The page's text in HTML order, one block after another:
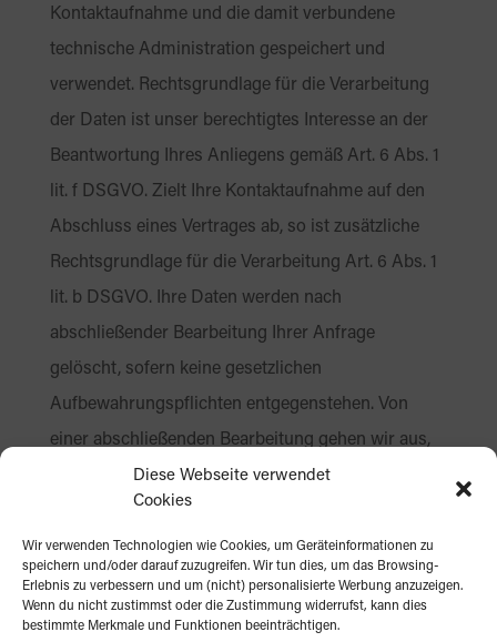
Diese Webseite verwendet
Cookies
Wir verwenden Technologien wie Cookies, um Geräteinformationen zu
speichern und/oder darauf zuzugreifen. Wir tun dies, um das Browsing-
Erlebnis zu verbessern und um (nicht) personalisierte Werbung anzuzeigen.
Wenn du nicht zustimmst oder die Zustimmung widerrufst, kann dies
bestimmte Merkmale und Funktionen beeinträchtigen.
Kontaktaufnahme und die damit verbundene
technische Administration gespeichert und
verwendet. Rechtsgrundlage für die Verarbeitung
der Daten ist unser berechtigtes Interesse an der
Beantwortung Ihres Anliegens gemäß Art. 6 Abs. 1
lit. f DSGVO. Zielt Ihre Kontaktaufnahme auf den
Abschluss eines Vertrages ab, so ist zusätzliche
Rechtsgrundlage für die Verarbeitung Art. 6 Abs. 1
lit. b DSGVO. Ihre Daten werden nach
abschließender Bearbeitung Ihrer Anfrage
gelöscht, sofern keine gesetzlichen
Aufbewahrungspflichten entgegenstehen. Von
einer abschließenden Bearbeitung gehen wir aus,
wenn sich aus den Umständen entnehmen lässt,
dass der betreffende Sachverhalt abschließend
geklärt ist.
4) Rechte des Betroffenen